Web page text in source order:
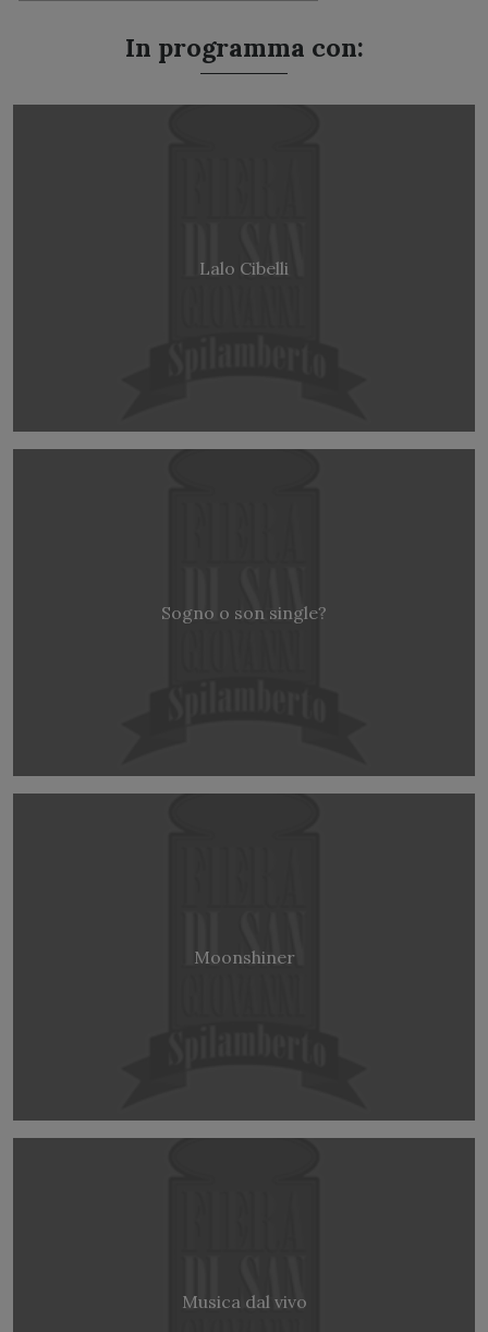
In programma con:
Lalo Cibelli
Sogno o son single?
Moonshiner
Musica dal vivo